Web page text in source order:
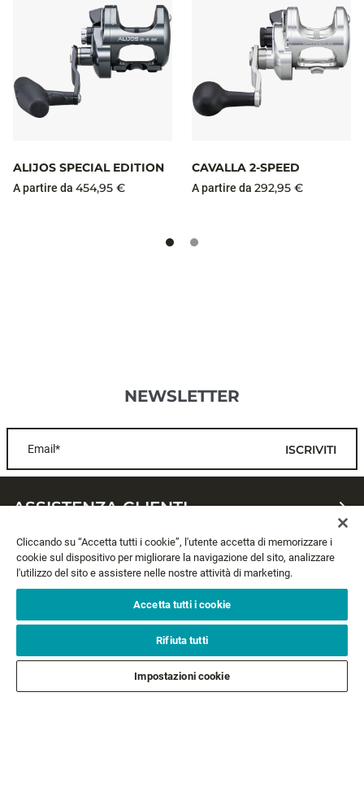
ALIJOS SPECIAL EDITION
A partire da 454,95 €
CAVALLA 2-SPEED
A partire da 292,95 €
NEWSLETTER
Email* ISCRIVITI
ASSISTENZA CLIENTI
CHI SIAMO
LEGALE
Cliccando su “Accetta tutti i cookie”, l'utente accetta di memorizzare i
cookie sul dispositivo per migliorare la navigazione del sito, analizzare
l'utilizzo del sito e assistere nelle nostre attività di marketing.
Accetta tutti i cookie
Rifiuta tutti
Impostazioni cookie